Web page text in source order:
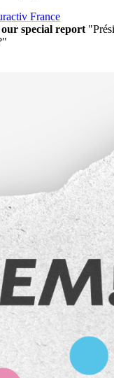
France
special report